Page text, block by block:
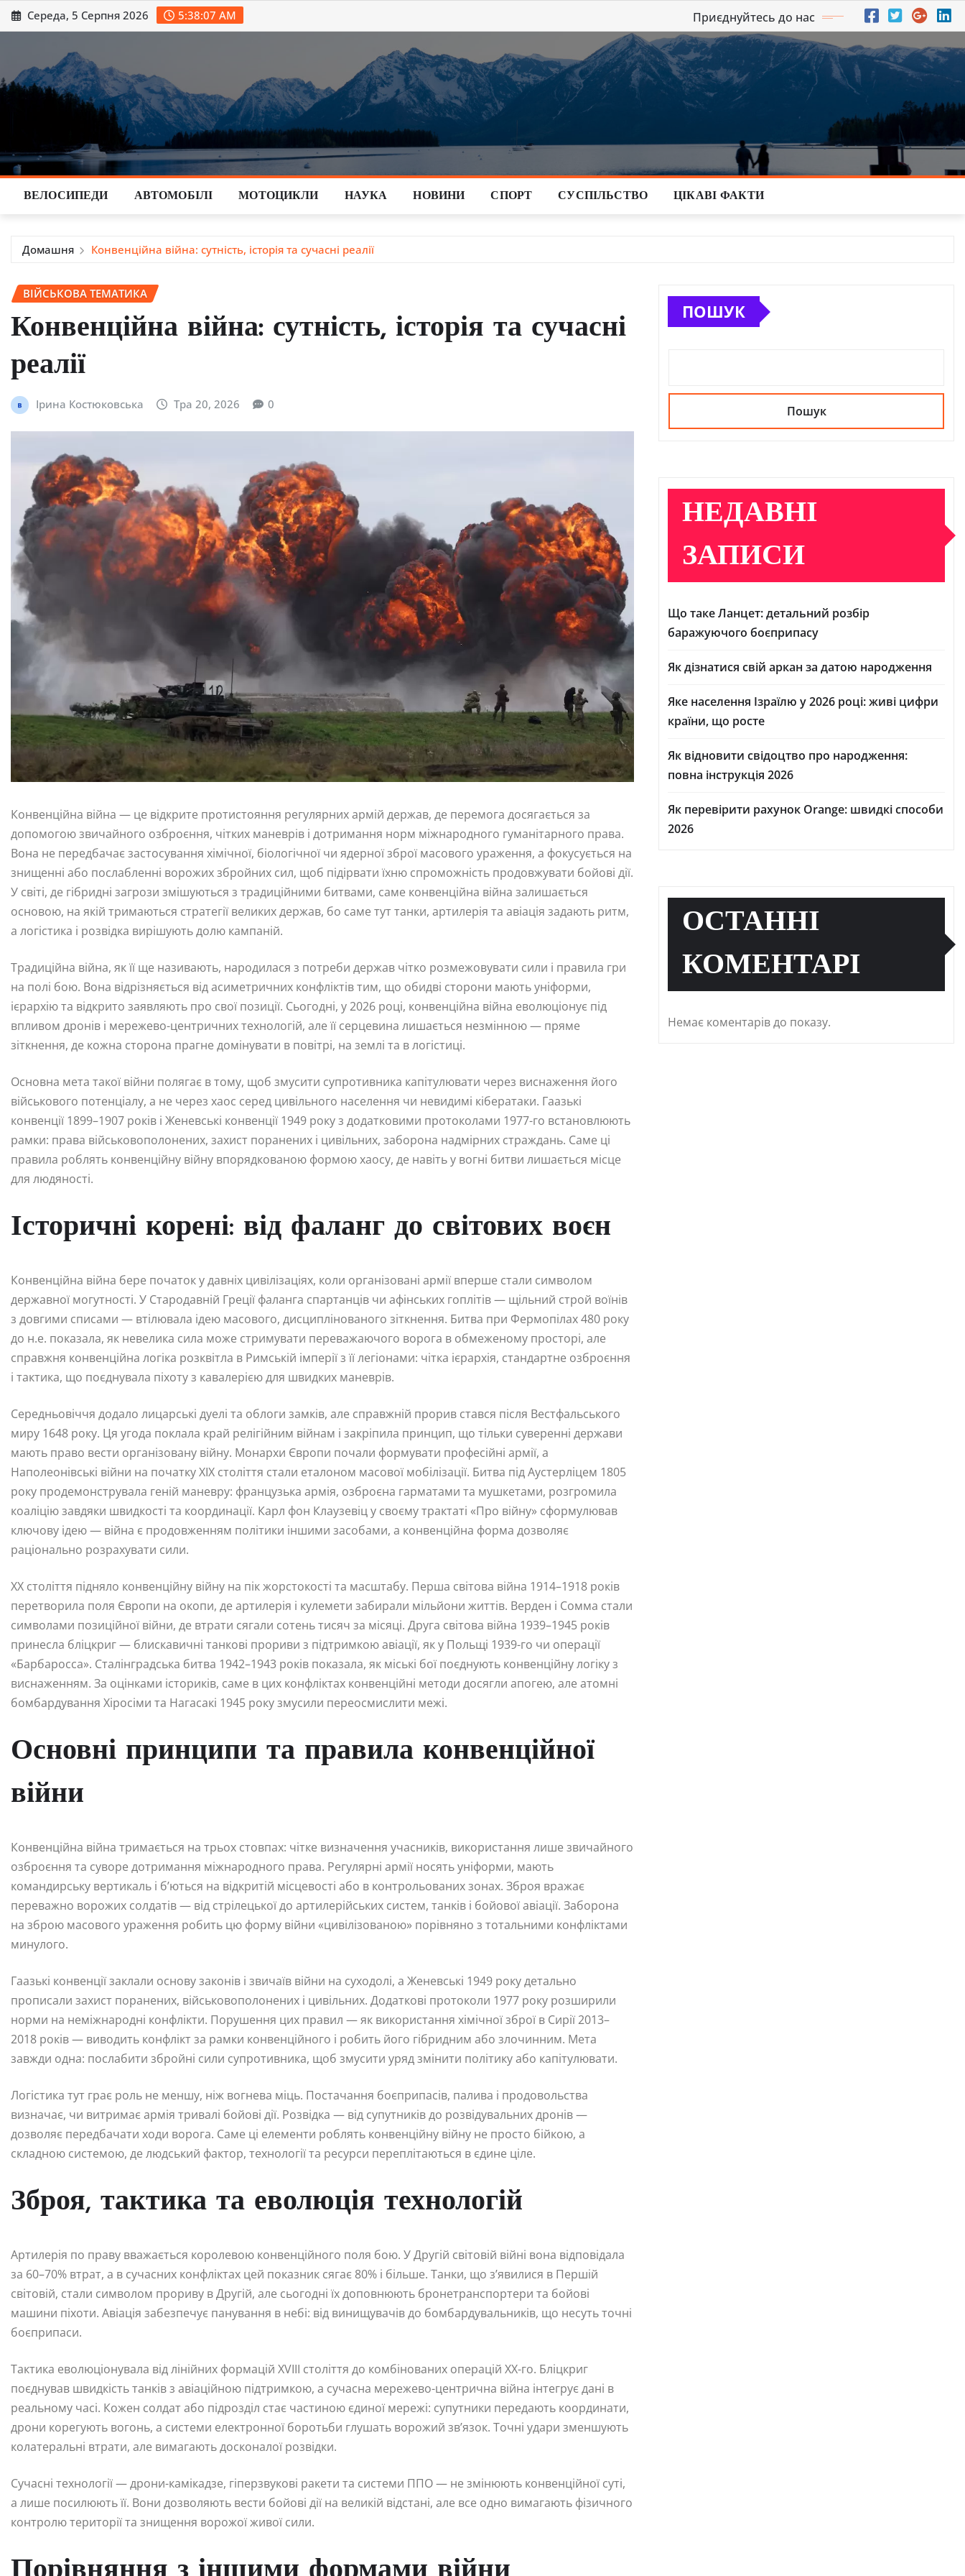
Перейти
до
Середа, 5 Серпня 2026 5:38:08 AM Приєднуйтесь до нас
ВЕЛОСИПЕДИ АВТОМОБІЛІ МОТОЦИКЛИ НАУКА НОВИНИ СПОРТ СУСПІЛЬСТВО ЦІКАВІ ФАКТИ
Домашня Конвенційна війна: сутність, історія та сучасні реалії
ВІЙСЬКОВА ТЕМАТИКА
Конвенційна війна: сутність, історія та сучасні
реалії
Ірина Костюковська Тра 20, 2026 0
Конвенційна війна — це відкрите протистояння регулярних армій держав, де перемога досягається за
допомогою звичайного озброєння, чітких маневрів і дотримання норм міжнародного гуманітарного права.
Вона не передбачає застосування хімічної, біологічної чи ядерної зброї масового ураження, а фокусується на
знищенні або послабленні ворожих збройних сил, щоб підірвати їхню спроможність продовжувати бойові дії.
У світі, де гібридні загрози змішуються з традиційними битвами, саме конвенційна війна залишається
основою, на якій тримаються стратегії великих держав, бо саме тут танки, артилерія та авіація задають ритм,
а логістика і розвідка вирішують долю кампаній.
Традиційна війна, як її ще називають, народилася з потреби держав чітко розмежовувати сили і правила гри
на полі бою. Вона відрізняється від асиметричних конфліктів тим, що обидві сторони мають уніформи,
ієрархію та відкрито заявляють про свої позиції. Сьогодні, у 2026 році, конвенційна війна еволюціонує під
впливом дронів і мережево-центричних технологій, але її серцевина лишається незмінною — пряме
зіткнення, де кожна сторона прагне домінувати в повітрі, на землі та в логістиці.
Основна мета такої війни полягає в тому, щоб змусити супротивника капітулювати через виснаження його
військового потенціалу, а не через хаос серед цивільного населення чи невидимі кібератаки. Гаазькі
конвенції 1899–1907 років і Женевські конвенції 1949 року з додатковими протоколами 1977-го встановлюють
рамки: права військовополонених, захист поранених і цивільних, заборона надмірних страждань. Саме ці
правила роблять конвенційну війну впорядкованою формою хаосу, де навіть у вогні битви лишається місце
для людяності.
Історичні корені: від фаланг до світових воєн
Конвенційна війна бере початок у давніх цивілізаціях, коли організовані армії вперше стали символом
державної могутності. У Стародавній Греції фаланга спартанців чи афінських гоплітів — щільний строй воїнів
з довгими списами — втілювала ідею масового, дисциплінованого зіткнення. Битва при Фермопілах 480 року
до н.е. показала, як невелика сила може стримувати переважаючого ворога в обмеженому просторі, але
справжня конвенційна логіка розквітла в Римській імперії з її легіонами: чітка ієрархія, стандартне озброєння
і тактика, що поєднувала піхоту з кавалерією для швидких маневрів.
Середньовіччя додало лицарські дуелі та облоги замків, але справжній прорив стався після Вестфальського
миру 1648 року. Ця угода поклала край релігійним війнам і закріпила принцип, що тільки суверенні держави
мають право вести організовану війну. Монархи Європи почали формувати професійні армії, а
Наполеонівські війни на початку XIX століття стали еталоном масової мобілізації. Битва під Аустерліцем 1805
року продемонструвала геній маневру: французька армія, озброєна гарматами та мушкетами, розгромила
коаліцію завдяки швидкості та координації. Карл фон Клаузевіц у своєму трактаті «Про війну» сформулював
ключову ідею — війна є продовженням політики іншими засобами, а конвенційна форма дозволяє
раціонально розрахувати сили.
XX століття підняло конвенційну війну на пік жорстокості та масштабу. Перша світова війна 1914–1918 років
перетворила поля Європи на окопи, де артилерія і кулемети забирали мільйони життів. Верден і Сомма стали
символами позиційної війни, де втрати сягали сотень тисяч за місяці. Друга світова війна 1939–1945 років
принесла бліцкриг — блискавичні танкові прориви з підтримкою авіації, як у Польщі 1939-го чи операції
«Барбаросса». Сталінградська битва 1942–1943 років показала, як міські бої поєднують конвенційну логіку з
виснаженням. За оцінками істориків, саме в цих конфліктах конвенційні методи досягли апогею, але атомні
бомбардування Хіросіми та Нагасакі 1945 року змусили переосмислити межі.
Основні принципи та правила конвенційної
війни
Конвенційна війна тримається на трьох стовпах: чітке визначення учасників, використання лише звичайного
озброєння та суворе дотримання міжнародного права. Регулярні армії носять уніформи, мають
командирську вертикаль і б’ються на відкритій місцевості або в контрольованих зонах. Зброя вражає
переважно ворожих солдатів — від стрілецької до артилерійських систем, танків і бойової авіації. Заборона
на зброю масового ураження робить цю форму війни «цивілізованою» порівняно з тотальними конфліктами
минулого.
Гаазькі конвенції заклали основу законів і звичаїв війни на суходолі, а Женевські 1949 року детально
прописали захист поранених, військовополонених і цивільних. Додаткові протоколи 1977 року розширили
норми на неміжнародні конфлікти. Порушення цих правил — як використання хімічної зброї в Сирії 2013–
2018 років — виводить конфлікт за рамки конвенційного і робить його гібридним або злочинним. Мета
завжди одна: послабити збройні сили супротивника, щоб змусити уряд змінити політику або капітулювати.
Логістика тут грає роль не меншу, ніж вогнева міць. Постачання боєприпасів, палива і продовольства
визначає, чи витримає армія тривалі бойові дії. Розвідка — від супутників до розвідувальних дронів —
дозволяє передбачати ходи ворога. Саме ці елементи роблять конвенційну війну не просто бійкою, а
складною системою, де людський фактор, технології та ресурси переплітаються в єдине ціле.
Зброя, тактика та еволюція технологій
Артилерія по праву вважається королевою конвенційного поля бою. У Другій світовій війні вона відповідала
за 60–70% втрат, а в сучасних конфліктах цей показник сягає 80% і більше. Танки, що з’явилися в Першій
світовій, стали символом прориву в Другій, але сьогодні їх доповнюють бронетранспортери та бойові
машини піхоти. Авіація забезпечує панування в небі: від винищувачів до бомбардувальників, що несуть точні
боєприпаси.
Тактика еволюціонувала від лінійних формацій XVIII століття до комбінованих операцій XX-го. Бліцкриг
поєднував швидкість танків з авіаційною підтримкою, а сучасна мережево-центрична війна інтегрує дані в
реальному часі. Кожен солдат або підрозділ стає частиною єдиної мережі: супутники передають координати,
дрони корегують вогонь, а системи електронної боротьби глушать ворожий зв’язок. Точні удари зменшують
колатеральні втрати, але вимагають досконалої розвідки.
Сучасні технології — дрони-камікадзе, гіперзвукові ракети та системи ППО — не змінюють конвенційної суті,
а лише посилюють її. Вони дозволяють вести бойові дії на великій відстані, але все одно вимагають фізичного
контролю території та знищення ворожої живої сили.
ПОШУК
Пошук
НЕДАВНІ
ЗАПИСИ
Що таке Ланцет: детальний розбір
баражуючого боєприпасу
Як дізнатися свій аркан за датою народження
Яке населення Ізраїлю у 2026 році: живі цифри
країни, що росте
Як відновити свідоцтво про народження:
повна інструкція 2026
Як перевірити рахунок Orange: швидкі способи
2026
ОСТАННІ
КОМЕНТАРІ
Немає коментарів до показу.